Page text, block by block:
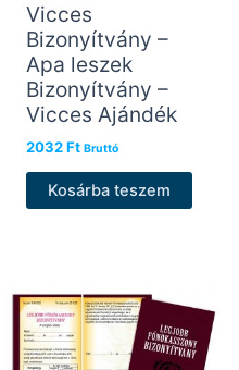
Vicces
Bizonyítvány –
Apa leszek
Bizonyítvány –
Vicces Ajándék
2032Ft Bruttó
Kosárba teszem